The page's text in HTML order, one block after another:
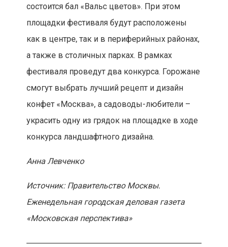
состоится бал «Вальс цветов». При этом
площадки фестиваля будут расположены
как в центре, так и в периферийных районах,
а также в столичных парках. В рамках
фестиваля проведут два конкурса. Горожане
смогут выбрать лучший рецепт и дизайн
конфет «Москва», а садоводы-любители –
украсить одну из грядок на площадке в ходе
конкурса ландшафтного дизайна.
Анна Левченко
Источник: Правительство Москвы.
Еженедельная городская деловая газета
«Московская перспектива»